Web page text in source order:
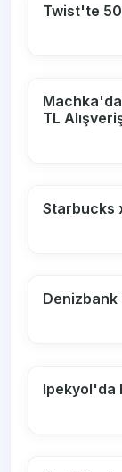
Twist'te
TL
Starbucks
Denizbank
Ipekyol'da